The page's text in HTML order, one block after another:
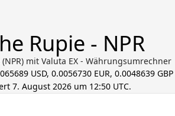
Rupie - NPR
mit Valuta EX - Währungsumrechner
USD, 0.0056730 EUR, 0.0048639 GBP
7. August 2026 um 12:50 UTC.